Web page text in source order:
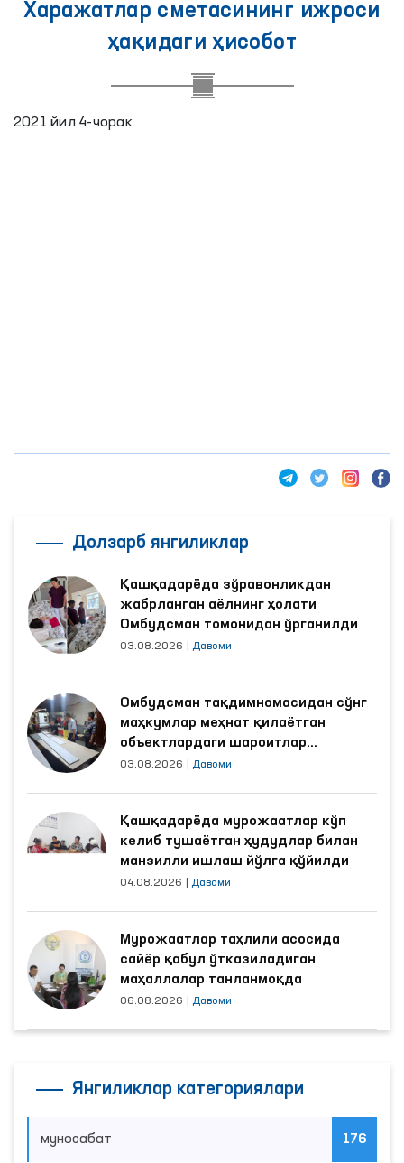
Харажатлар сметасининг ижроси
ҳақидаги ҳисобот
2021 йил 4-чорак
Долзарб янгиликлар
Қашқадарёда зўравонликдан
жабрланган аёлнинг ҳолати
Омбудсман томонидан ўрганилди
03.08.2026 Давоми
Омбудсман тақдимномасидан сўнг
маҳкумлар меҳнат қилаётган
объектлардаги шароитлар
яхшиланди
03.08.2026 Давоми
Қашқадарёда мурожаатлар кўп
келиб тушаётган ҳудудлар билан
манзилли ишлаш йўлга қўйилди
04.08.2026 Давоми
Мурожаатлар таҳлили асосида
сайёр қабул ўтказиладиган
маҳаллалар танланмоқда
06.08.2026 Давоми
Янгиликлар категориялари
муносабат 176